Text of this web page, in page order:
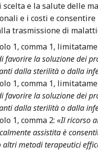
e la salute delle
e i costi e
trasmissione di
1, comma 1,
favorire la soluzione dei
dalla sterilità o dalla
1, comma 1,
favorire la soluzione dei
dalla sterilità o dalla
1, comma 2: «Il ricorso
assistita è
altri metodi terapeutici